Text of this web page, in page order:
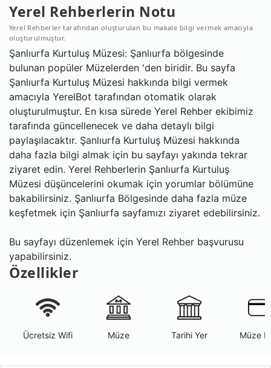
Yerel Rehberlerin Notu
Yerel Rehberler tarafından oluşturulan bu makale bilgi vermek amacıyla
oluşturulmuştur.
Şanlıurfa Kurtuluş Müzesi: Şanlıurfa bölgesinde
bulunan popüler Müzelerden 'den biridir. Bu sayfa
Şanlıurfa Kurtuluş Müzesi hakkında bilgi vermek
amacıyla YerelBot tarafından otomatik olarak
oluşturulmuştur. En kısa sürede Yerel Rehber ekibimiz
tarafında güncellenecek ve daha detaylı bilgi
paylaşılacaktır. Şanlıurfa Kurtuluş Müzesi hakkında
daha fazla bilgi almak için bu sayfayı yakında tekrar
ziyaret edin. Yerel Rehberlerin Şanlıurfa Kurtuluş
Müzesi düşüncelerini okumak için yorumlar bölümüne
bakabilirsiniz. Şanlıurfa Bölgesinde daha fazla müze
keşfetmek için Şanlıurfa sayfamızı ziyaret edebilirsiniz.
Bu sayfayı düzenlemek için Yerel Rehber başvurusu
yapabilirsiniz.
Özellikler
Ücretsiz Wifi Müze Tarihi Yer Müze